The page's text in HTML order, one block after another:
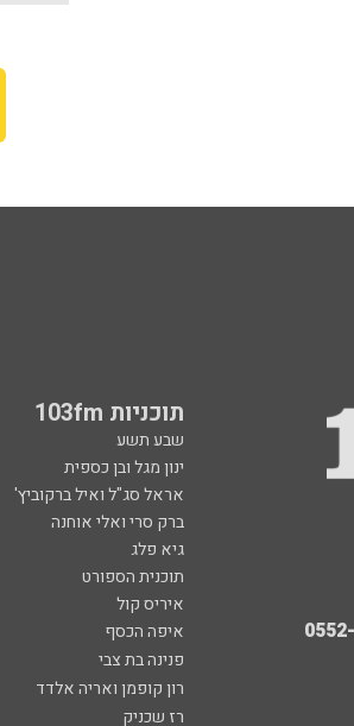
תוכניות 103fm
שבע תשע
ינון מגל ובן כספית
אראל סג"ל ואיל ברקוביץ'
ברק סרי ואלי אוחנה
גיא פלג
תוכנית הספורט
איריס קול
איפה הכסף
פנינה בת צבי
רון קופמן ואריה אלדד
רז שכניק